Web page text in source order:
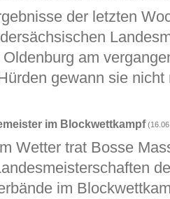
der letzten
am
gewann sie
im Blockwettkampf
Wetter trat Bosse
im